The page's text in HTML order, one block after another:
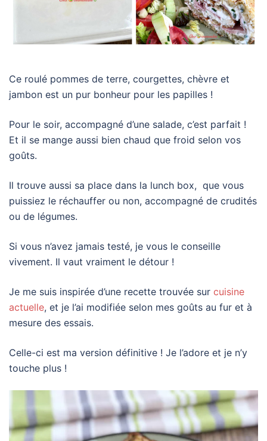
Ce roulé pommes de terre, courgettes, chèvre et
jambon est un pur bonheur pour les papilles !
Pour le soir, accompagné d’une salade, c’est parfait !
Et il se mange aussi bien chaud que froid selon vos
goûts.
Il trouve aussi sa place dans la lunch box, que vous
puissiez le réchauffer ou non, accompagné de crudités
ou de légumes.
Si vous n’avez jamais testé, je vous le conseille
vivement. Il vaut vraiment le détour !
Je me suis inspirée d’une recette trouvée sur cuisine
actuelle, et je l’ai modifiée selon mes goûts au fur et à
mesure des essais.
Celle-ci est ma version définitive ! Je l’adore et je n’y
touche plus !